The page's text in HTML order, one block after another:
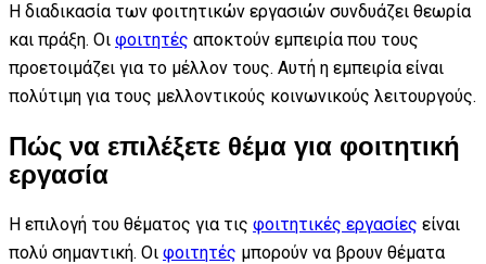
Η διαδικασία των φοιτητικών εργασιών συνδυάζει θεωρία
και πράξη. Οι φοιτητές αποκτούν εμπειρία που τους
προετοιμάζει για το μέλλον τους. Αυτή η εμπειρία είναι
πολύτιμη για τους μελλοντικούς κοινωνικούς λειτουργούς.
Πώς να επιλέξετε θέμα για φοιτητική
εργασία
Η επιλογή του θέματος για τις φοιτητικές εργασίες είναι
πολύ σημαντική. Οι φοιτητές μπορούν να βρουν θέματα